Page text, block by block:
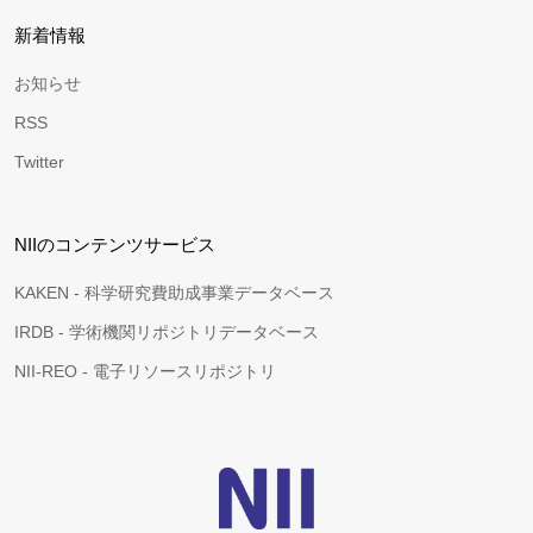
新着情報
お知らせ
RSS
Twitter
NIIのコンテンツサービス
KAKEN - 科学研究費助成事業データベース
IRDB - 学術機関リポジトリデータベース
NII-REO - 電子リソースリポジトリ